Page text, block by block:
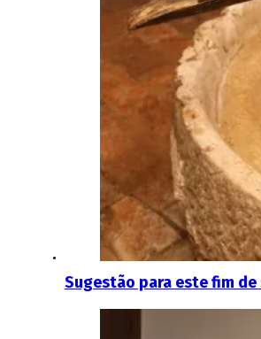
Sugestão para este fim